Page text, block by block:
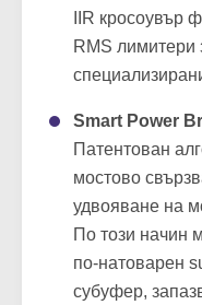
IIR кросоувър
RMS лимитери
Smart Power
Патентован
мостово
удвояване на
По този начин
по-натоварен
субуфер,